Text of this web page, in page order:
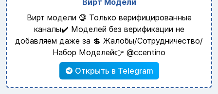
Вирт Модели
Вирт модели 🔞 Только верифицированные
каналы✔️ Моделей без верификации не
добавляем даже за 💲 Жалобы/Сотрудничество/
Набор Моделей👉 @ccentino
Открыть в Telegram